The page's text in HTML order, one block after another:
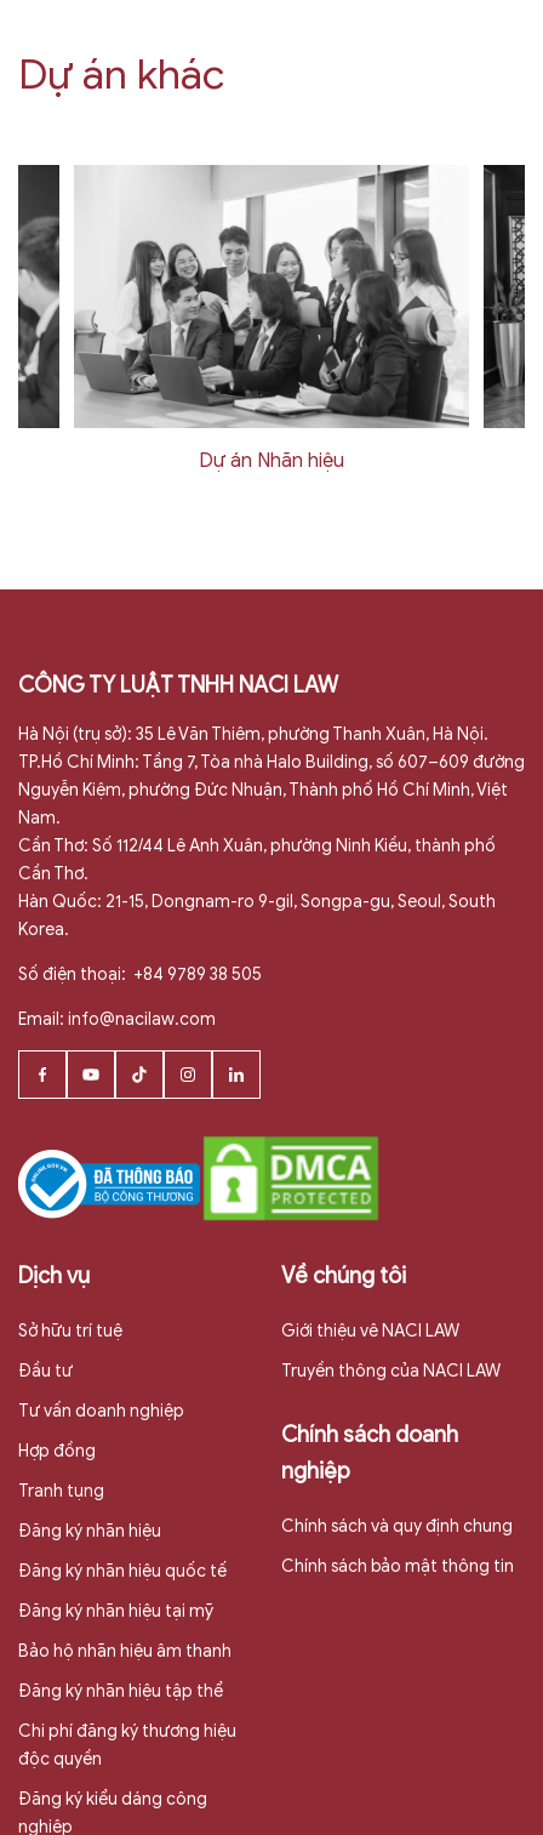
Dự án khác
Dự án Nhãn hiệu
CÔNG TY LUẬT TNHH NACI LAW
Hà Nội (trụ sở): 35 Lê Văn Thiêm, phường Thanh Xuân, Hà Nội.
TP.Hồ Chí Minh: Tầng 7, Tòa nhà Halo Building, số 607–609 đường
Nguyễn Kiệm, phường Đức Nhuận, Thành phố Hồ Chí Minh, Việt
Nam.
Cần Thơ: Số 112/44 Lê Anh Xuân, phường Ninh Kiều, thành phố
Cần Thơ.
Hàn Quốc: 21-15, Dongnam-ro 9-gil, Songpa-gu, Seoul, South
Korea.
Số điện thoại: +84 9789 38 505
Email: info@nacilaw.com
Dịch vụ
Sở hữu trí tuệ
Đầu tư
Tư vấn doanh nghiệp
Hợp đồng
Tranh tụng
Đăng ký nhãn hiệu
Đăng ký nhãn hiệu quốc tế
Đăng ký nhãn hiệu tại mỹ
Bảo hộ nhãn hiệu âm thanh
Đăng ký nhãn hiệu tập thể
Chi phí đăng ký thương hiệu
độc quyền
Đăng ký kiểu dáng công
nghiệp
Về chúng tôi
Giới thiệu vê NACI LAW
Truyền thông của NACI LAW
Chính sách doanh
nghiệp
Chính sách và quy định chung
Chính sách bảo mật thông tin